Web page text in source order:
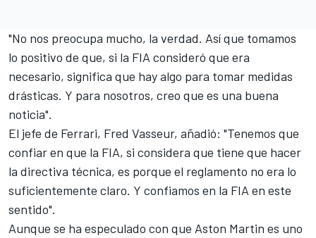
"No nos preocupa mucho, la verdad. Así que tomamos
lo positivo de que, si la FIA consideró que era
necesario, significa que hay algo para tomar medidas
drásticas. Y para nosotros, creo que es una buena
noticia".
El jefe de Ferrari, Fred Vasseur, añadió: "Tenemos que
confiar en que la FIA, si considera que tiene que hacer
la directiva técnica, es porque el reglamento no era lo
suficientemente claro. Y confiamos en la FIA en este
sentido".
Aunque se ha especulado con que Aston Martin es uno